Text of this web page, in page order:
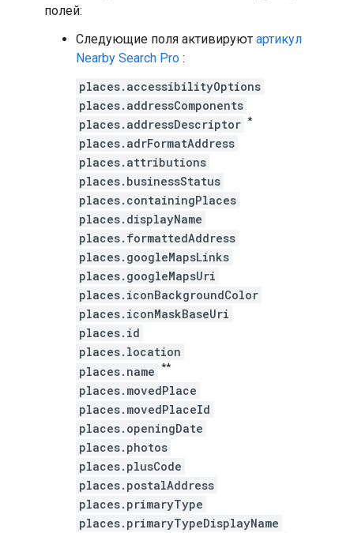
полей:
Следующие поля активируют артикул
Nearby Search Pro :
places.accessibilityOptions
places.addressComponents
places.addressDescriptor *
places.adrFormatAddress
places.attributions
places.businessStatus
places.containingPlaces
places.displayName
places.formattedAddress
places.googleMapsLinks
places.googleMapsUri
places.iconBackgroundColor
places.iconMaskBaseUri
places.id
places.location
places.name **
places.movedPlace
places.movedPlaceId
places.openingDate
places.photos
places.plusCode
places.postalAddress
places.primaryType
places.primaryTypeDisplayName